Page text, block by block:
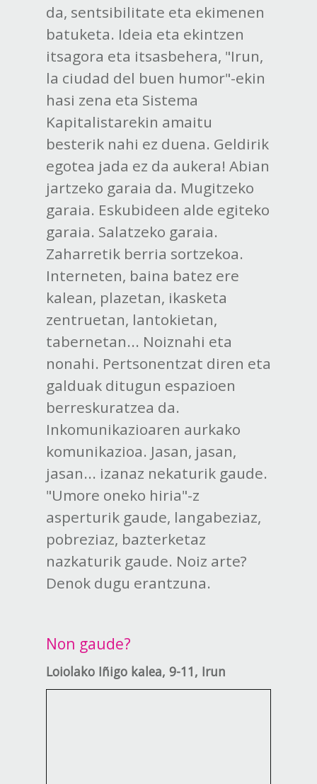
da, sentsibilitate eta ekimenen
batuketa. Ideia eta ekintzen
itsagora eta itsasbehera, "Irun,
la ciudad del buen humor"-ekin
hasi zena eta Sistema
Kapitalistarekin amaitu
besterik nahi ez duena. Geldirik
egotea jada ez da aukera! Abian
jartzeko garaia da. Mugitzeko
garaia. Eskubideen alde egiteko
garaia. Salatzeko garaia.
Zaharretik berria sortzekoa.
Interneten, baina batez ere
kalean, plazetan, ikasketa
zentruetan, lantokietan,
tabernetan... Noiznahi eta
nonahi. Pertsonentzat diren eta
galduak ditugun espazioen
berreskuratzea da.
Inkomunikazioaren aurkako
komunikazioa. Jasan, jasan,
jasan... izanaz nekaturik gaude.
"Umore oneko hiria"-z
asperturik gaude, langabeziaz,
pobreziaz, bazterketaz
nazkaturik gaude. Noiz arte?
Denok dugu erantzuna.
Non gaude?
Loiolako Iñigo kalea, 9-11, Irun